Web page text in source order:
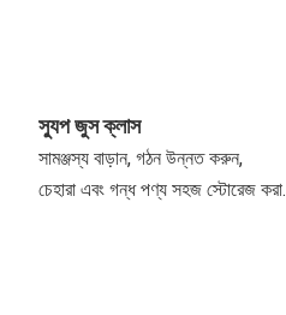
স্যুপ জুস ক্লাস
সামঞ্জস্য বাড়ান, গঠন উন্নত করুন,
চেহারা এবং গন্ধ পণ্য সহজ স্টোরেজ করা.